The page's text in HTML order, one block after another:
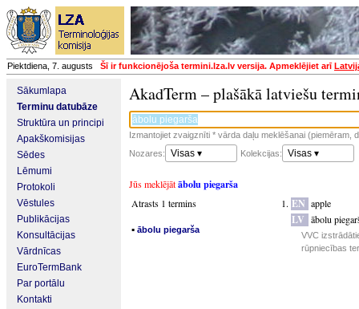
Piektdiena, 7. augusts Šī ir funkcionējoša termini.lza.lv versija. Apmeklējiet arī
Sākumlapa
Terminu datubāze
Struktūra un principi
Apakškomisijas
Sēdes
Lēmumi
Protokoli
Vēstules
Publikācijas
Konsultācijas
Vārdnīcas
EuroTermBank
Par portālu
Kontakti
AkadTerm – plašākā latviešu
Izmantojiet zvaigznīti * vārda daļu meklēšanai (piemēram,
Nozares:
Visas ▾ Kolekcijas: Visas ▾
Jūs meklējātābolu piegarša
Atrasts 1 termins
▪ ābolu piegarša
EN apple
LV ābolu
VVC
rūpniecības